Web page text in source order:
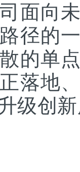
面向
径的
的单
落地
级创